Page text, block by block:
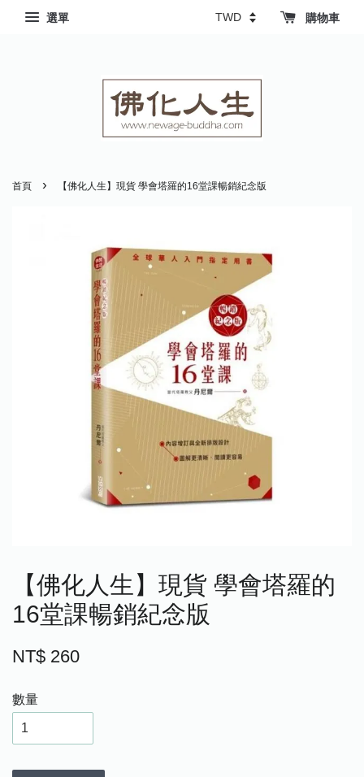
選單 購物車
首頁 › 【佛化人生】現貨 學會塔羅的16堂課暢銷紀念版
【佛化人生】現貨 學會塔羅的
16堂課暢銷紀念版
NT$ 260
數量